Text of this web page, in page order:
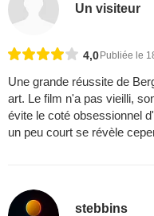
Un visiteur
4,0 Publiée le
Une grande réussite de
art. Le film n'a pas vieilli,
évite le coté obsessionnel
un peu court se révèle
stebbins